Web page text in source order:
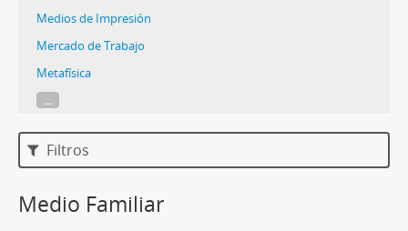
Medios de Impresión
Mercado de Trabajo
Metafísica
...
Filtros
Medio Familiar